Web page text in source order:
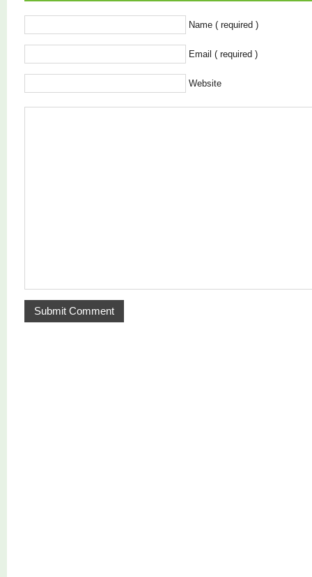
Name ( required )
Email ( required )
Website